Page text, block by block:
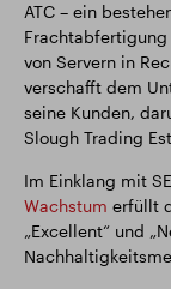
ATC – ein
von Servern in
verschafft dem
seine Kunden,
Slough Trading
Im Einklang mit
Wachstum erfüllt
„Excellent“ und